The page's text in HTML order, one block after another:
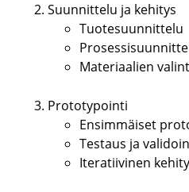
Suunnittelu ja kehitys
Tuotesuunnittelu
Materiaalien
Prototypointi
Ensimmäiset
Testaus ja
Iteratiivinen